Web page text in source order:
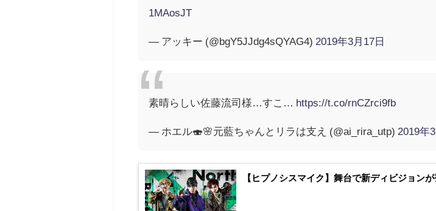
1MAosJT
— アッキー (@bgY5JJdg4sQYAG4) 2019年3月17日
素晴らしい佐藤流司様…すこ… https://t.co/rnCZrci9fb
— ホエル🍣🌸元藍ちゃんとリラは支え (@ai_rira_utp) 2019年
【ヒプノシスマイク】舞台で新ディビジョン